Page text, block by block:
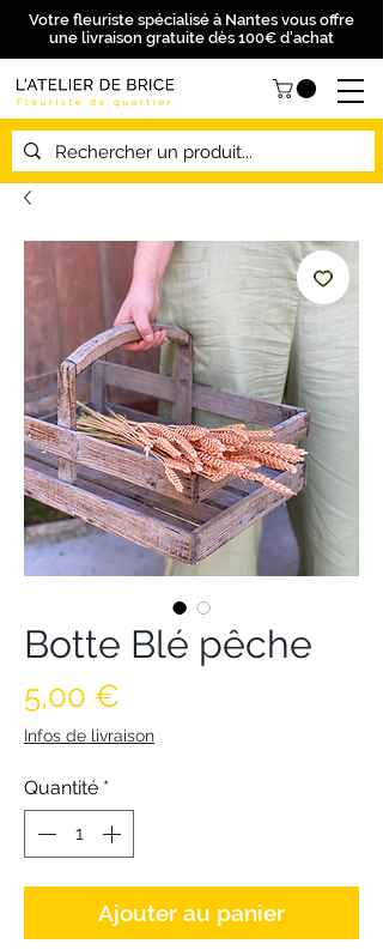
Votre fleuriste spécialisé à Nantes vous offre
une livraison gratuite dès 100€ d'achat
Botte Blé pêche
5,00 €
Infos de livraison
Quantité *
Ajouter au panier